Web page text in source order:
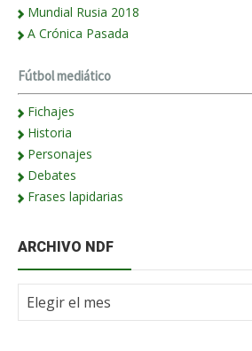
Mundial Rusia 2018
A Crónica Pasada
Fútbol mediático
Fichajes
Historia
Personajes
Debates
Frases lapidarias
ARCHIVO NDF
Archivo